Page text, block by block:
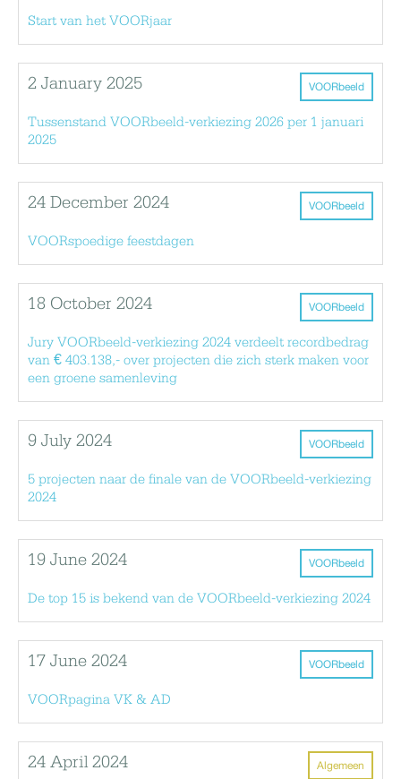
Start van het VOORjaar
VOORbeeld
2 January 2025
Tussenstand VOORbeeld-verkiezing 2026 per 1 januari
2025
VOORbeeld
24 December 2024
VOORspoedige feestdagen
VOORbeeld
18 October 2024
Jury VOORbeeld-verkiezing 2024 verdeelt recordbedrag
van € 403.138,- over projecten die zich sterk maken voor
een groene samenleving
VOORbeeld
9 July 2024
5 projecten naar de finale van de VOORbeeld-verkiezing
2024
VOORbeeld
19 June 2024
De top 15 is bekend van de VOORbeeld-verkiezing 2024
VOORbeeld
17 June 2024
VOORpagina VK & AD
Algemeen
24 April 2024